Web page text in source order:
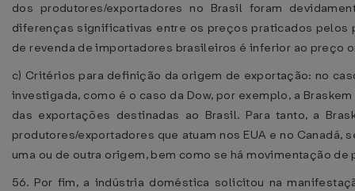
dos produtores/exportadores no Brasil foram
diferenças significativas entre os preços praticados
de revenda de importadores brasileiros é inferior ao preço
c) Critérios para definição da origem de exportação: no
investigada, como é o caso da Dow, por exemplo, a
das exportações destinadas ao Brasil. Para tanto, a
produtores/exportadores que atuam nos EUA e no
uma ou de outra origem, bem como se há movimentação
56. Por fim, a indústria doméstica solicitou na